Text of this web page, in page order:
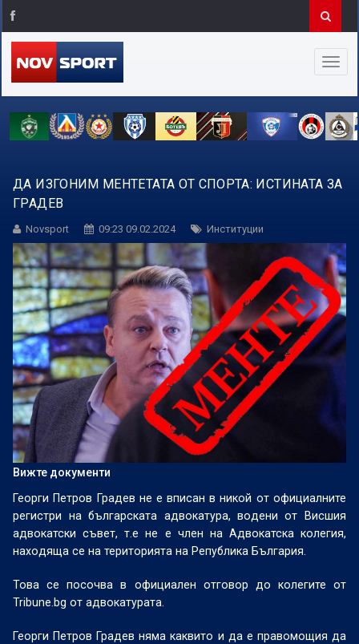
ДА ИЗГОНИМ МЕНТЕТАТА ОТ СПОРТА: ИСТИНАТА ЗА
ГРАДЕВ
Novsport 09:23 09.02.2024 Институции
Вижте документи
Георги Петров Градев не е вписан в никой от официалните
регистри на българската адвокатура, водени от Висшия
адвокатски съвет, т.е не е член на Адвокатска колегия,
находяща се на територията на Република България.
Това се посочва в официален отговор до колегите от
Tribune.bg от адвокатурата.
Георги Петров Градев няма каквито и да е правомощия да